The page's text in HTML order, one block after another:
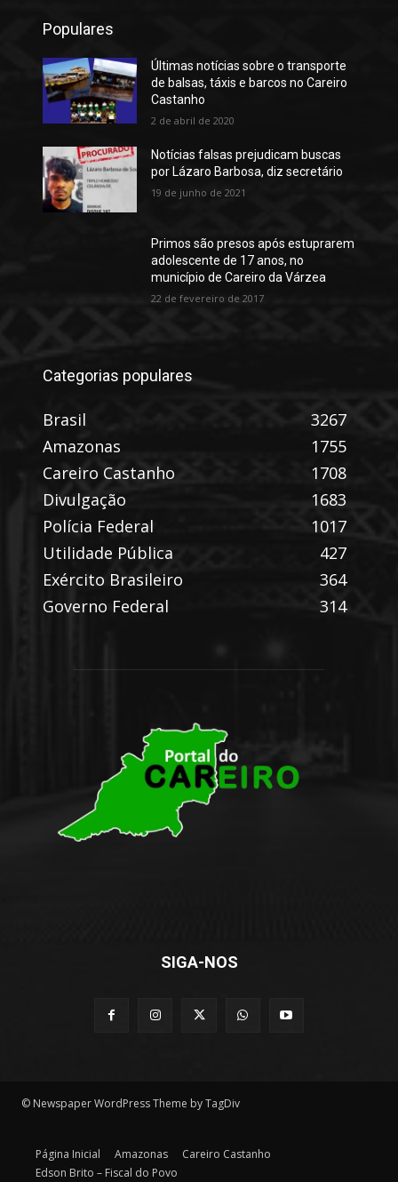
Populares
Últimas notícias sobre o transporte
de balsas, táxis e barcos no Careiro
Castanho
2 de abril de 2020
Notícias falsas prejudicam buscas
por Lázaro Barbosa, diz secretário
19 de junho de 2021
Primos são presos após estuprarem
adolescente de 17 anos, no
município de Careiro da Várzea
22 de fevereiro de 2017
Categorias populares
Brasil
3267
Amazonas
1755
Careiro Castanho
1708
Divulgação
1683
Polícia Federal
1017
Utilidade Pública
427
Exército Brasileiro
364
Governo Federal
314
SIGA-NOS
© Newspaper WordPress Theme by TagDiv
Página Inicial Amazonas
Careiro Castanho
Edson Brito – Fiscal do Povo